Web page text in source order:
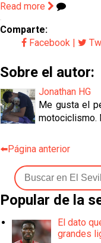
Read more
Comparte:
Facebook
Sobre el autor:
Jonathan HG
Me gusta el
motociclismo.
⬅️Página anterior
Popular de la
El dato
grandes